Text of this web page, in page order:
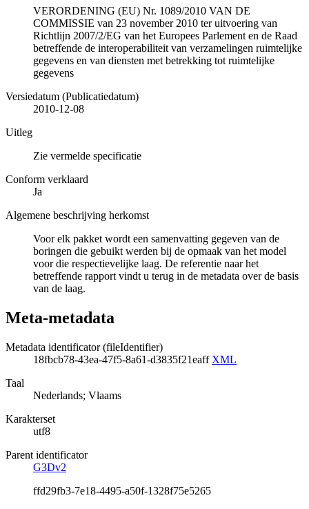
VERORDENING (EU) Nr. 1089/2010 VAN DE
COMMISSIE van 23 november 2010 ter uitvoering van
Richtlijn 2007/2/EG van het Europees Parlement en de Raad
betreffende de interoperabiliteit van verzamelingen ruimtelijke
gegevens en van diensten met betrekking tot ruimtelijke
gegevens
Versiedatum (Publicatiedatum)
2010-12-08
Uitleg
Zie vermelde specificatie
Conform verklaard
Ja
Algemene beschrijving herkomst
Voor elk pakket wordt een samenvatting gegeven van de
boringen die gebuikt werden bij de opmaak van het model
voor die respectievelijke laag. De referentie naar het
betreffende rapport vindt u terug in de metadata over de basis
van de laag.
Meta-metadata
Metadata identificator (fileIdentifier)
18fbcb78-43ea-47f5-8a61-d3835f21eaff XML
Taal
Nederlands; Vlaams
Karakterset
utf8
Parent identificator
G3Dv2
ffd29fb3-7e18-4495-a50f-1328f75e5265